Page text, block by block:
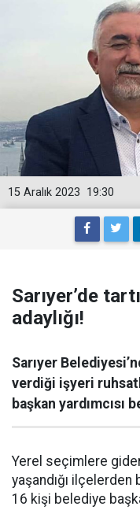
19:30
15 Aralık 2023
Sarıyer’de
adaylığı!
Sarıyer
verdiği işyeri
başkan yardımcısı
Yerel seçimlere
yaşandığı ilçelerden
16 kişi belediye